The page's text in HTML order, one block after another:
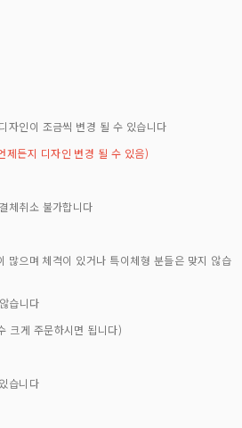
자인이 조금씩 변경 될 수 있습니다
제든지 디자인 변경 될 수 있음)
체취소 불가합니다
으며 체격이 있거나 특이체형 분들은 맞지 않습
습니다
크게 주문하시면 됩니다)
습니다